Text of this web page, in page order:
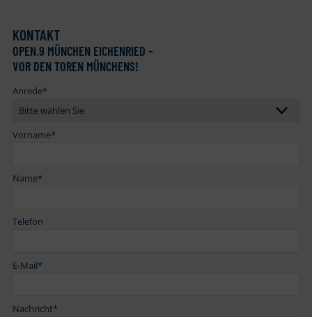
KONTAKT
OPEN.9 MÜNCHEN EICHENRIED –
VOR DEN TOREN MÜNCHENS!
Anrede*
Vorname*
Name*
Telefon
E-Mail*
Nachricht*